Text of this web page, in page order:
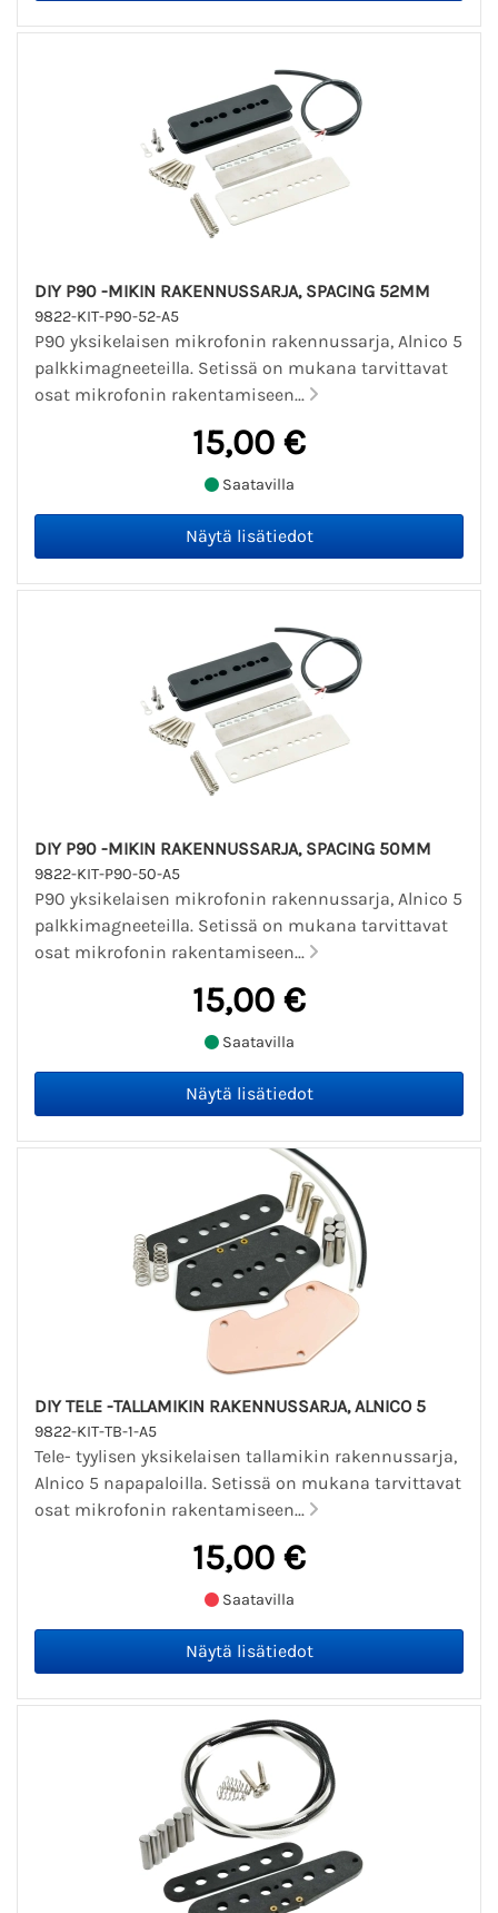
DIY P90 -MIKIN RAKENNUSSARJA, SPACING 52MM
9822-KIT-P90-52-A5
P90 yksikelaisen mikrofonin rakennussarja, Alnico 5
palkkimagneeteilla. Setissä on mukana tarvittavat
osat mikrofonin rakentamiseen...
15,00 €
Saatavilla
DIY P90 -MIKIN RAKENNUSSARJA, SPACING 50MM
9822-KIT-P90-50-A5
P90 yksikelaisen mikrofonin rakennussarja, Alnico 5
palkkimagneeteilla. Setissä on mukana tarvittavat
osat mikrofonin rakentamiseen...
15,00 €
Saatavilla
DIY TELE -TALLAMIKIN RAKENNUSSARJA, ALNICO 5
9822-KIT-TB-1-A5
Tele- tyylisen yksikelaisen tallamikin rakennussarja,
Alnico 5 napapaloilla. Setissä on mukana tarvittavat
osat mikrofonin rakentamiseen...
15,00 €
Saatavilla